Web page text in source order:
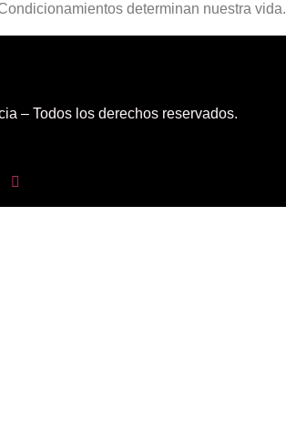
determinan nuestra vida.
– Todos los derechos reservados.